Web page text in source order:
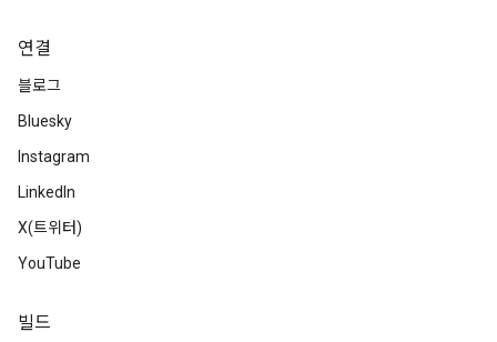
연결
블로그
Bluesky
Instagram
LinkedIn
X(트위터)
YouTube
빌드